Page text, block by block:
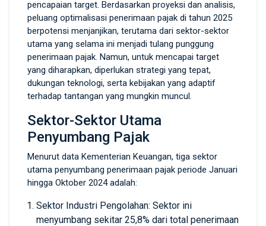
pencapaian target. Berdasarkan proyeksi dan analisis,
peluang optimalisasi penerimaan pajak di tahun 2025
berpotensi menjanjikan, terutama dari sektor-sektor
utama yang selama ini menjadi tulang punggung
penerimaan pajak. Namun, untuk mencapai target
yang diharapkan, diperlukan strategi yang tepat,
dukungan teknologi, serta kebijakan yang adaptif
terhadap tantangan yang mungkin muncul.
Sektor-Sektor Utama
Penyumbang Pajak
Menurut data Kementerian Keuangan, tiga sektor
utama penyumbang penerimaan pajak periode Januari
hingga Oktober 2024 adalah:
Sektor Industri Pengolahan: Sektor ini
menyumbang sekitar 25,8% dari total penerimaan